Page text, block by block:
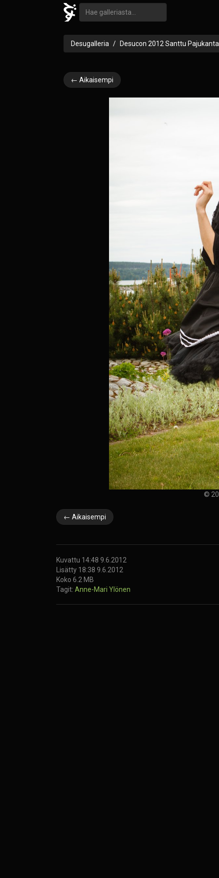
Desugalleria Desucon 2012 Santtu Pajukanta
← Aikaisempi
©
← Aikaisempi
Kuvattu 14:48 9.6.2012
Lisätty 18:38 9.6.2012
Koko 6.2 MB
Tagit: Anne-Mari Ylönen